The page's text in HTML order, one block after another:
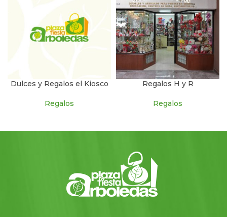
Dulces y Regalos el Kiosco
Regalos
Regalos H y R
Regalos